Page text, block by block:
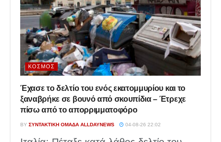
ΚΌΣΜΟΣ
Έχασε το δελτίο του ενός εκατομμυρίου και το
ξαναβρήκε σε βουνό από σκουπίδια – Έτρεχε
πίσω από το απορριμματοφόρο
BY ΣΥΝΤΑΚΤΙΚΉ ΟΜΆΔΑ ALLDAYNEWS 04-08-26 22:02